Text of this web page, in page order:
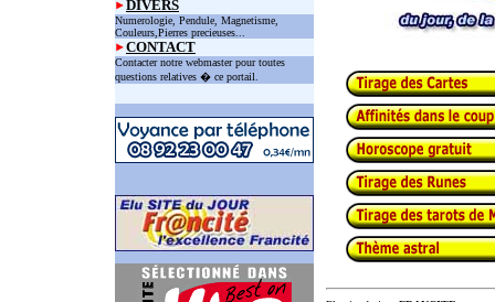
DIVERS
Numerologie, Pendule, Magnetisme,
Couleurs,Pierres precieuses...
CONTACT
Contacter notre webmaster pour toutes
questions relatives � ce portail.